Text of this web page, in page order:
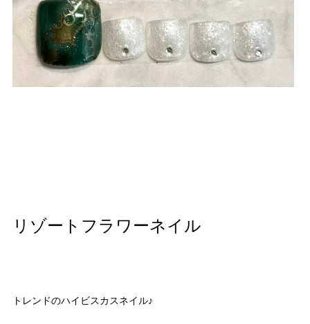
リゾートフラワーネイル
トレンドのハイビスカスネイル♪